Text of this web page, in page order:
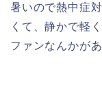
暑いので熱中症
くて、静かで軽
ファンなんかが